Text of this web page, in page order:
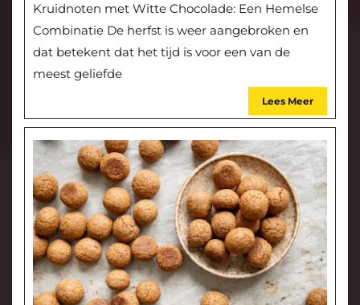
Kruidnoten met Witte Chocolade: Een Hemelse
Combinatie De herfst is weer aangebroken en
dat betekent dat het tijd is voor een van de
meest geliefde
Lees Meer